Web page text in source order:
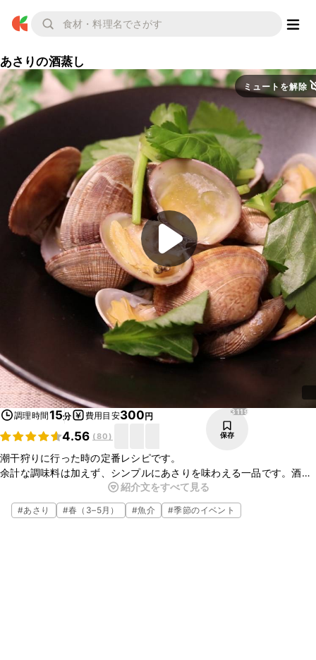
あさりの酒蒸し
ミュートを解除
調理時間15分 費用目安300円
4.56 (80)
3119
保存
潮干狩りに行った時の定番レシピです。
余計な調味料は加えず、シンプルにあさりを味わえる一品です。酒蒸
しにすることでふっくらとした食感のあさりが楽しめ、ついつい手が
止まらなくなるはず！日本酒にも合うので、ぜひお試しください！
紹介文をすべて見る
#あさり #春（3–5月） #魚介 #季節のイベント